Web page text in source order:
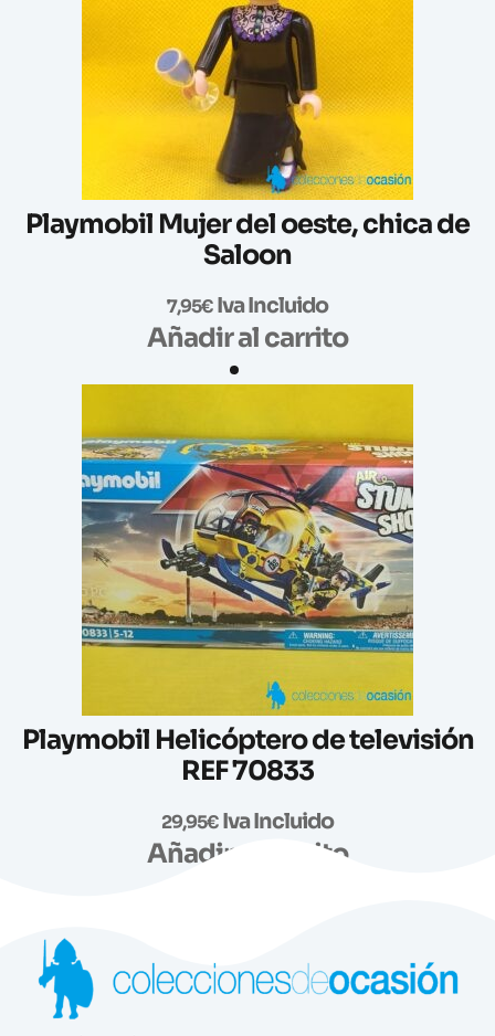
Playmobil Mujer del oeste, chica de
Saloon
7,95€ Iva Incluido
Añadir al carrito
Playmobil Helicóptero de televisión
REF 70833
29,95€ Iva Incluido
Añadir al carrito